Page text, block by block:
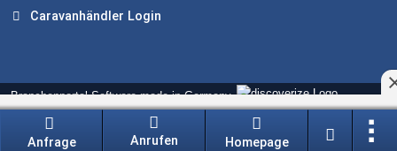
Anfrage Anrufen Homepage
Caravanhändler Login
Branchenportal Software made in Germany
Aktuelle Version: 14.13.0
!-- Datenschutz: add link to footer to open privacy manager -->